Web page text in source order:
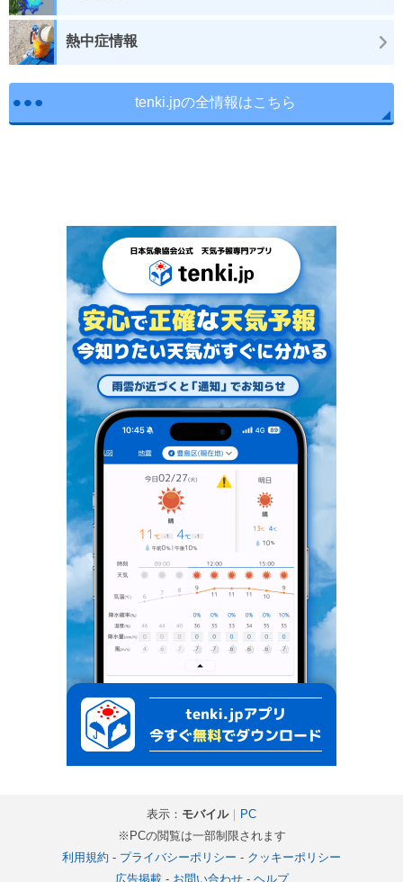
熱中症情報
tenki.jpの全情報はこちら
表示： モバイル｜
PC
※PCの閲覧は一部制限されます
利用規約 - プライバシーポリシー - クッキーポリシー
広告掲載- お問い合わせ- ヘルプ